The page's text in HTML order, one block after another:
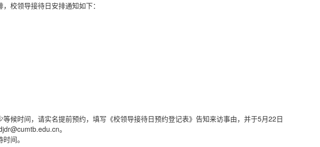
校领导接待日安排通知如下：
候时间，请实名提前预约，填写《校领导接待日预约登记表》告知来访事由，并于5月22日
。
间。